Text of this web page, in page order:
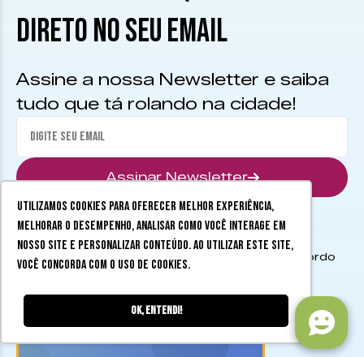
Utilizamos cookies para oferecer melhor experiência,
melhorar o desempenho, analisar como você interage em
nosso site e personalizar conteúdo. Ao utilizar este site,
você concorda com o uso de cookies.
Ok, entendi!
DIRETO NO SEU EMAIL
Assine a nossa Newsletter e saiba
tudo que tá rolando na cidade!
Assinar Newsletter
Autorizo o envio das minhas informações de acordo